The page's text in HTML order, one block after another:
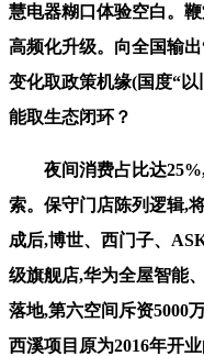
慧电器糊口体验空白。
高频化升级。向全国输
变化取政策机缘(国度“
能取生态闭环？
夜间消费占比达25%,
索。保守门店陈列逻辑,
成后,博世、西门子、
级旗舰店,华为全屋智能
落地,第六空间斥资5000
西溪项目原为2016年开